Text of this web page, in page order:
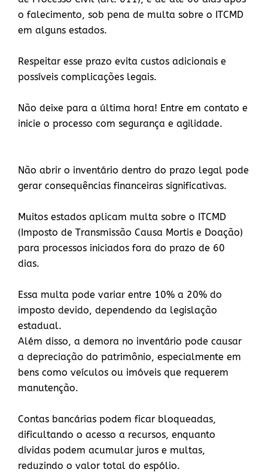
o falecimento, sob pena de multa sobre o ITCMD
em alguns estados.
Respeitar esse prazo evita custos adicionais e
possíveis complicações legais.
Não deixe para a última hora! Entre em contato e
inicie o processo com segurança e agilidade.
Não abrir o inventário dentro do prazo legal pode
gerar consequências financeiras significativas.
Muitos estados aplicam multa sobre o ITCMD
(Imposto de Transmissão Causa Mortis e Doação)
para processos iniciados fora do prazo de 60
dias.
Essa multa pode variar entre 10% a 20% do
imposto devido, dependendo da legislação
estadual.
Além disso, a demora no inventário pode causar
a depreciação do patrimônio, especialmente em
bens como veículos ou imóveis que requerem
manutenção.
Contas bancárias podem ficar bloqueadas,
dificultando o acesso a recursos, enquanto
dívidas podem acumular juros e multas,
reduzindo o valor total do espólio.